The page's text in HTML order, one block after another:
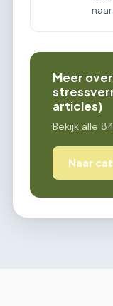
Meer
articles)
Bekijk alle
Naar